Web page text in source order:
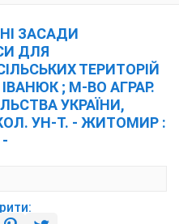
ЗАСАДИ
ДЛЯ
ТЕРИТОРІЙ
; М-ВО АГРАР.
УКРАЇНИ,
УН-Т. - ЖИТОМИР :